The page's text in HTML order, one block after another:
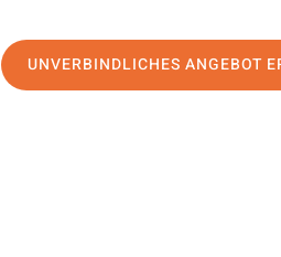
UNVERBINDLICHES ANGEBOT